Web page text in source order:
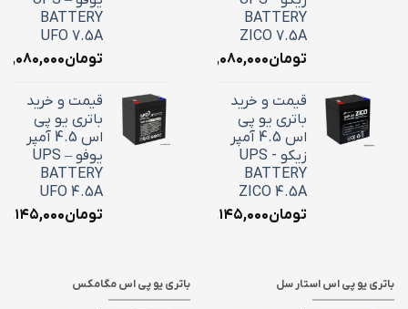
BATTERY
ZICO 7.5A
تومان۳,۰۸۰,۰۰۰
قیمت و خرید
باتری یو پی
اس 4.5 آمپر
زیکو - UPS
BATTERY
ZICO 4.5A
تومان۲,۱۴۵,۰۰۰
BATTERY
UFO 7.5A
تومان۳,۰۸۰,۰۰۰
قیمت و خرید
باتری یو پی
اس 4.5 آمپر
یوفو – UPS
BATTERY
UFO 4.5A
تومان۲,۱۴۵,۰۰۰
باتری یو پی اس استار سل باتری یو پی اس مگامکس